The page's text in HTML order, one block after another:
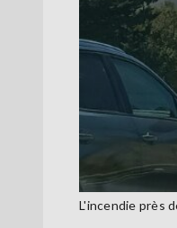
L'incendie près